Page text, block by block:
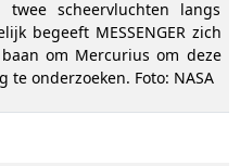
scheervluchten langs
begeeft MESSENGER zich
om Mercurius om deze
onderzoeken. Foto: NASA